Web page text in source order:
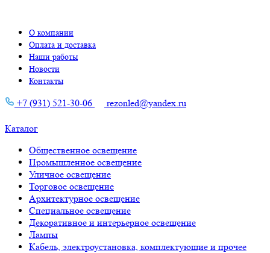
О компании
Оплата и доставка
Наши работы
Новости
Контакты
+7 (931) 521-30-06 rezonled@yandex.ru
Каталог
Общественное освещение
Промышленное освещение
Уличное освещение
Торговое освещение
Архитектурное освещение
Специальное освещение
Декоративное и интерьерное освещение
Лампы
Кабель, электроустановка, комплектующие и прочее